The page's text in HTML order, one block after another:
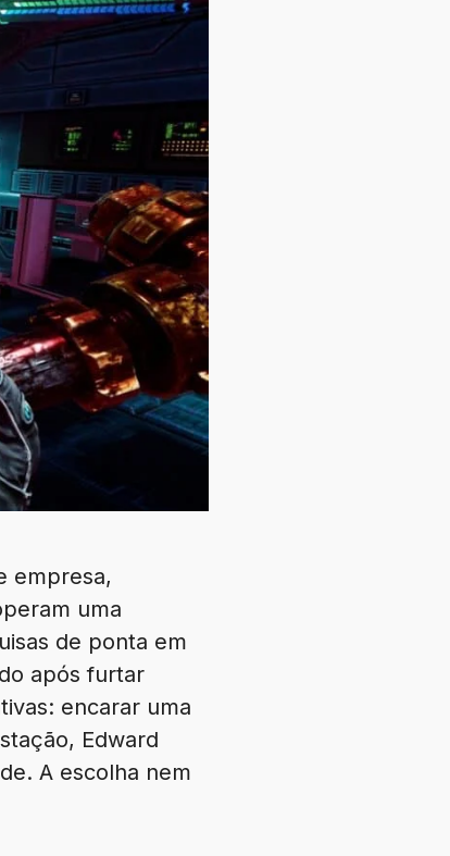
empresa,
uma
de ponta em
após furtar
encarar uma
Edward
A escolha nem